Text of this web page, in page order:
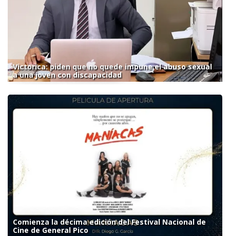
Victorica: piden que no quede impune el abuso sexual
a una joven con discapacidad
Comienza la décima edición del Festival Nacional de
Cine de General Pico